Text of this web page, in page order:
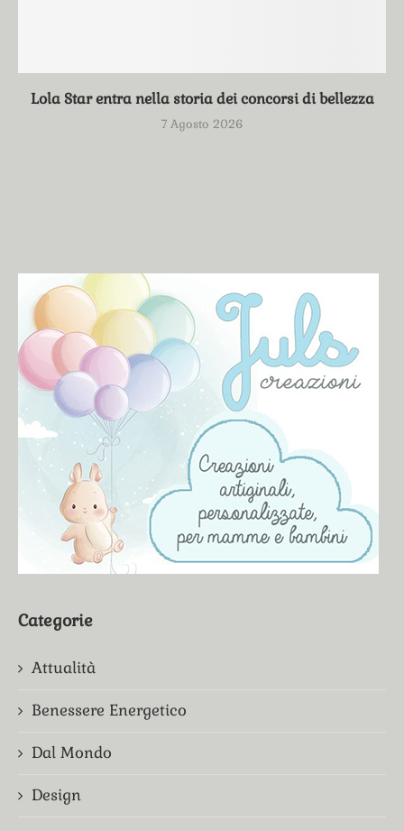
Lola Star entra nella storia dei concorsi di bellezza
7 Agosto 2026
Categorie
Attualità
Benessere Energetico
Dal Mondo
Design